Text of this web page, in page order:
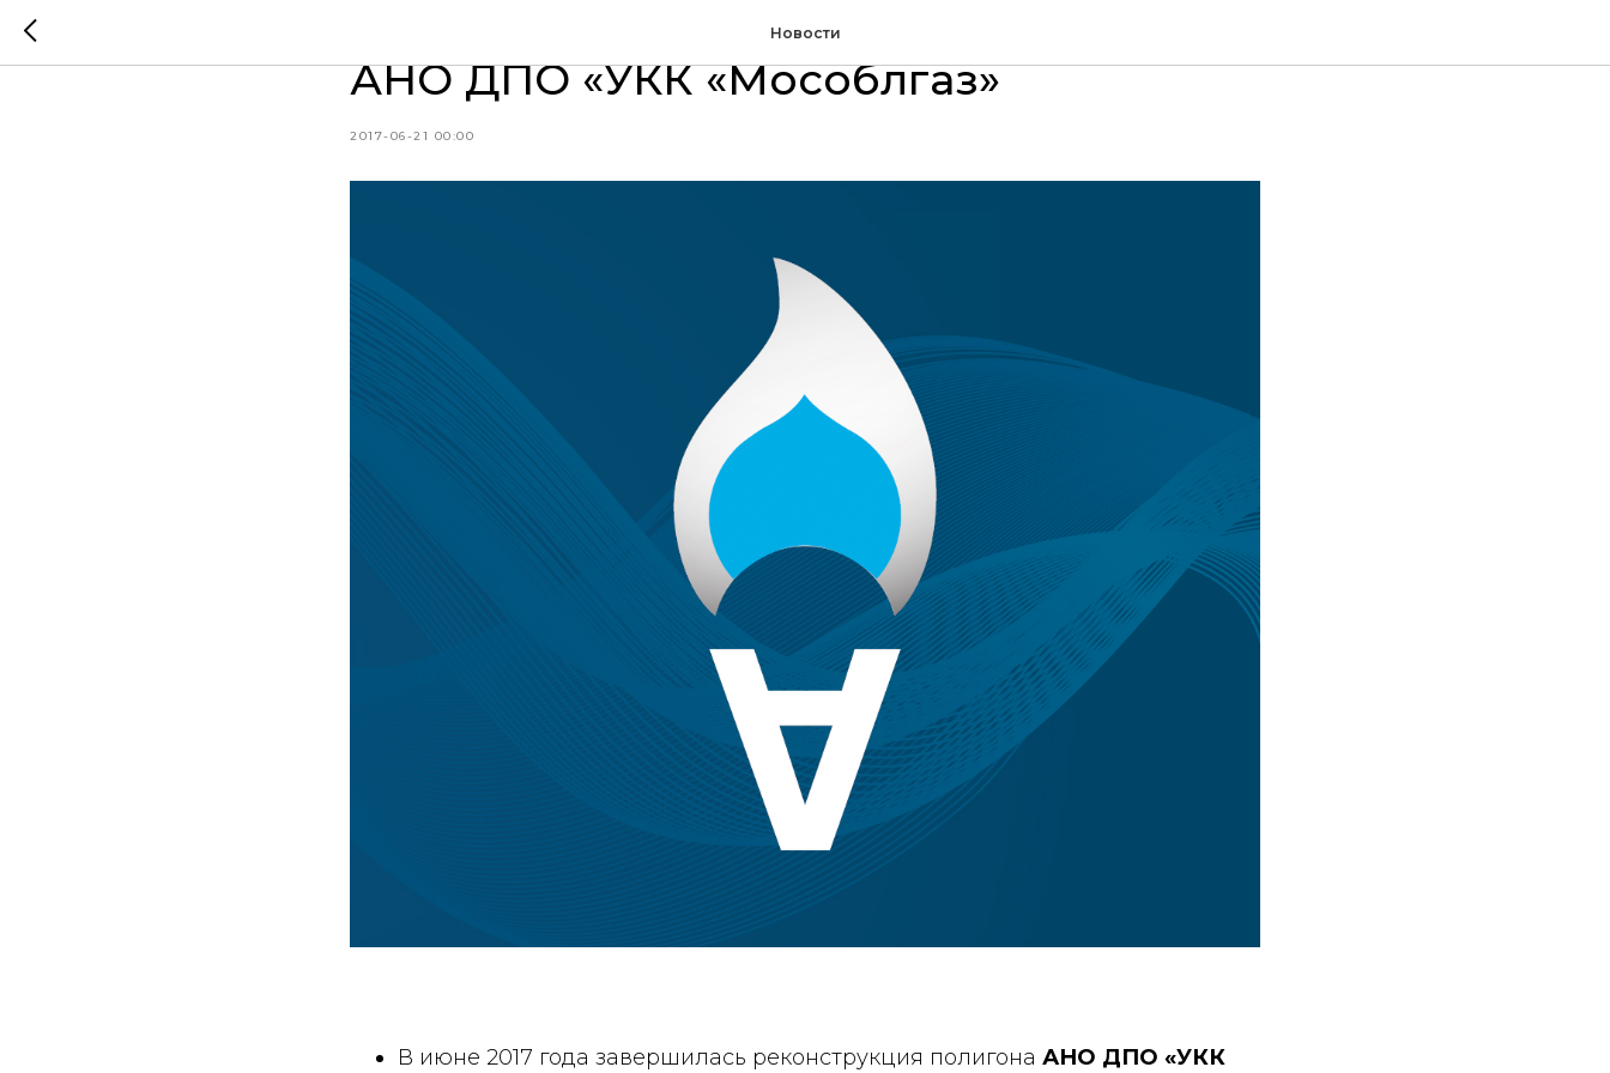
Новости
Завершилась реконструкция полигона
АНО ДПО «УКК «Мособлгаз»
2017-06-21 00:00
В июне 2017 года завершилась реконструкция полигона АНО ДПО «УКК